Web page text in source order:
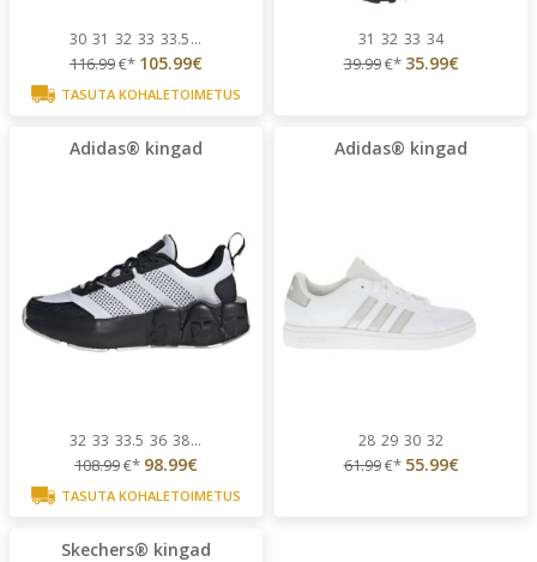
30 31 32 33 33.5...
116.99€* 105.99€
TASUTA KOHALETOIMETUS
31 32 33 34
39.99€* 35.99€
Adidas® kingad
32 33 33.5 36 38...
108.99€* 98.99€
TASUTA KOHALETOIMETUS
Adidas® kingad
28 29 30 32
61.99€* 55.99€
Skechers® kingad